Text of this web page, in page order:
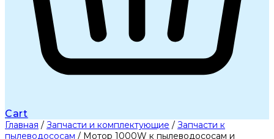
Cart
Главная / Запчасти и комплектующие / Запчасти к
пылеводососам / Мотор 1000W к пылеводососам и